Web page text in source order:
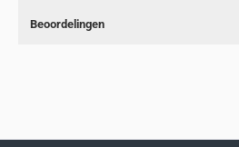
Beoordelingen